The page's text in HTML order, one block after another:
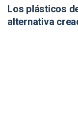
Los plásticos
alternativa